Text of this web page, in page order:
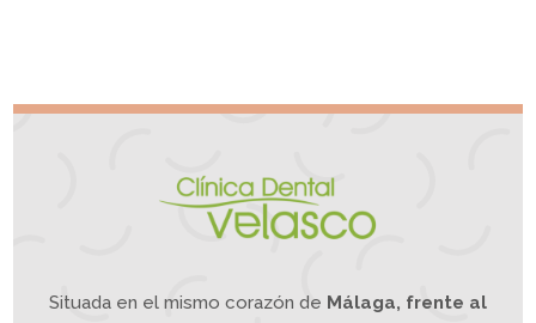
Situada en el mismo corazón de Málaga, frente al